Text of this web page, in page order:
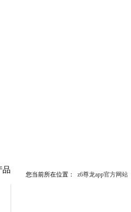
品
您当前所在位置： z6尊龙app官方网站